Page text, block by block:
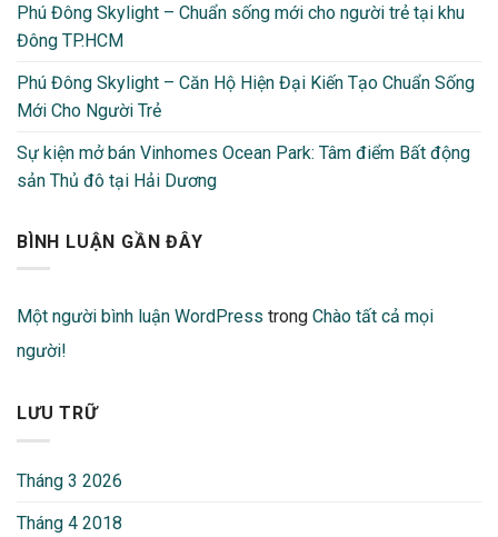
Phú Đông Skylight – Chuẩn sống mới cho người trẻ tại khu
Đông TP.HCM
Phú Đông Skylight – Căn Hộ Hiện Đại Kiến Tạo Chuẩn Sống
Mới Cho Người Trẻ
Sự kiện mở bán Vinhomes Ocean Park: Tâm điểm Bất động
sản Thủ đô tại Hải Dương
BÌNH LUẬN GẦN ĐÂY
Một người bình luận WordPress trong Chào tất cả mọi
người!
LƯU TRỮ
Tháng 3 2026
Tháng 4 2018